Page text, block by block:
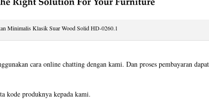
Minimalis Klasik Suar Wood Solid HD-0260.1
cara online chatting dengan kami. Dan proses pembayaran
kode produknya kepada kami.